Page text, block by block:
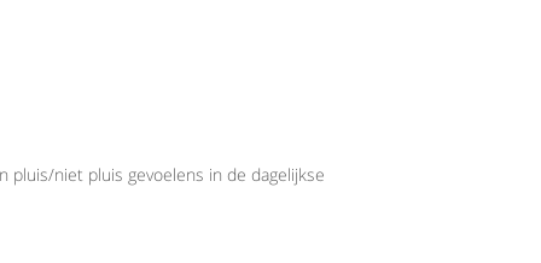
pluis/niet pluis gevoelens in de dagelijkse